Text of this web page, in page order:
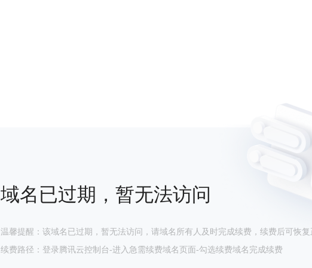
域名已过期，暂无法访问
温馨提醒：该域名已过期，暂无法访问，请域名所有人及时完成续费，续费后可恢复
续费路径：登录腾讯云控制台-进入急需续费域名页面-勾选续费域名完成续费